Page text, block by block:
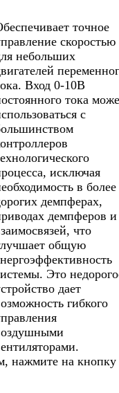
точное
скоростью
небольших
Вход 0-10В
тока
с
исключая
в более
демпферах,
демпферов и
что
общую
Это
дает
гибкого
нажмите на кнопку